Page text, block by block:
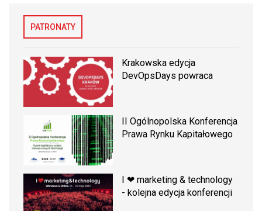
PATRONATY
Krakowska edycja
DevOpsDays powraca
II Ogólnopolska Konferencja
Prawa Rynku Kapitałowego
I ❤ marketing & technology
- kolejna edycja konferencji